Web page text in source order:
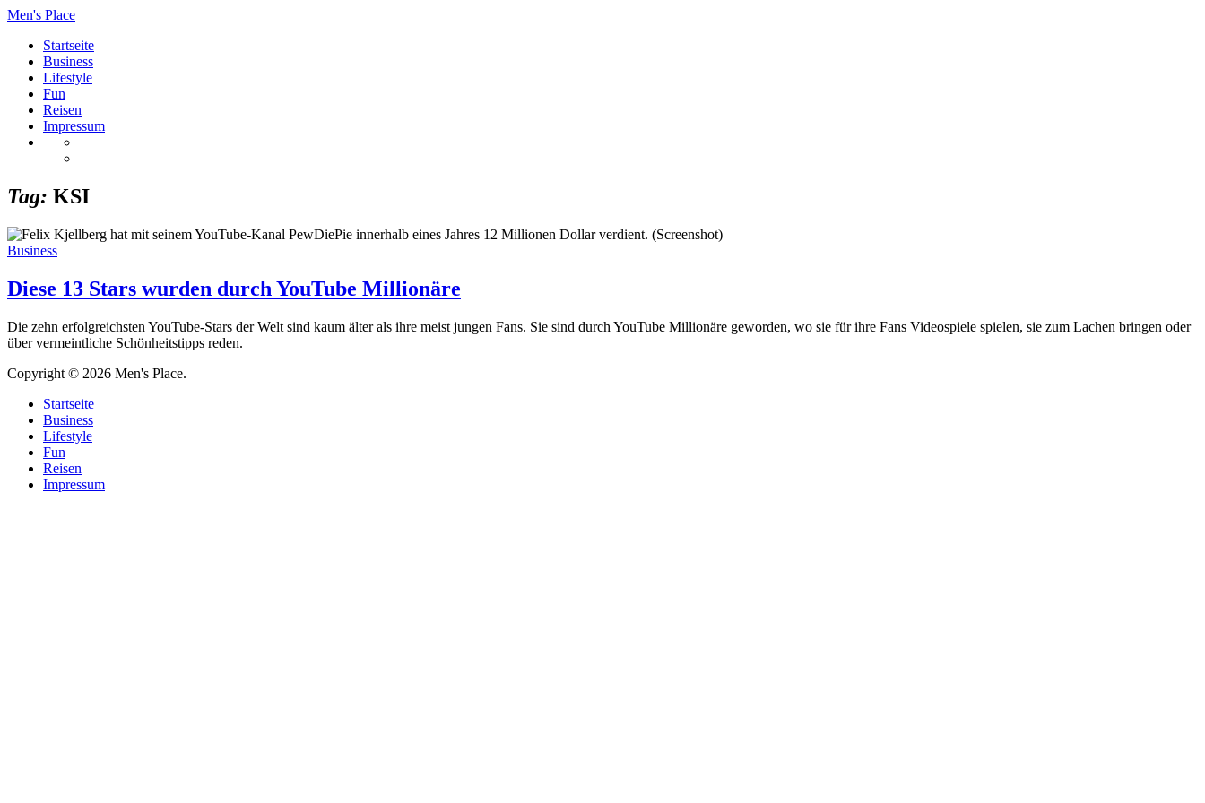
Men's Place
Startseite
Business
Lifestyle
Fun
Reisen
Impressum
Tag: KSI
Business
Diese 13 Stars wurden durch YouTube Millionäre
Die zehn erfolgreichsten YouTube-Stars der Welt sind kaum älter als ihre meist jungen Fans. Sie sind durch YouTube Millionäre geworden, wo sie für ihre Fans Videospiele spielen, sie zum Lachen bringen oder
über vermeintliche Schönheitstipps reden.
Copyright © 2026 Men's Place.
Startseite
Business
Lifestyle
Fun
Reisen
Impressum